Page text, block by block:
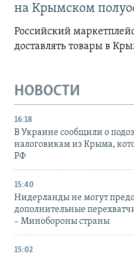
на Крымском
Российский
доставлять товары в
НОВОСТИ
16:18
В Украине сообщили о
налоговикам из Крыма,
РФ
15:40
Нидерланды не могут
дополнительные
– Минобороны страны
15:02